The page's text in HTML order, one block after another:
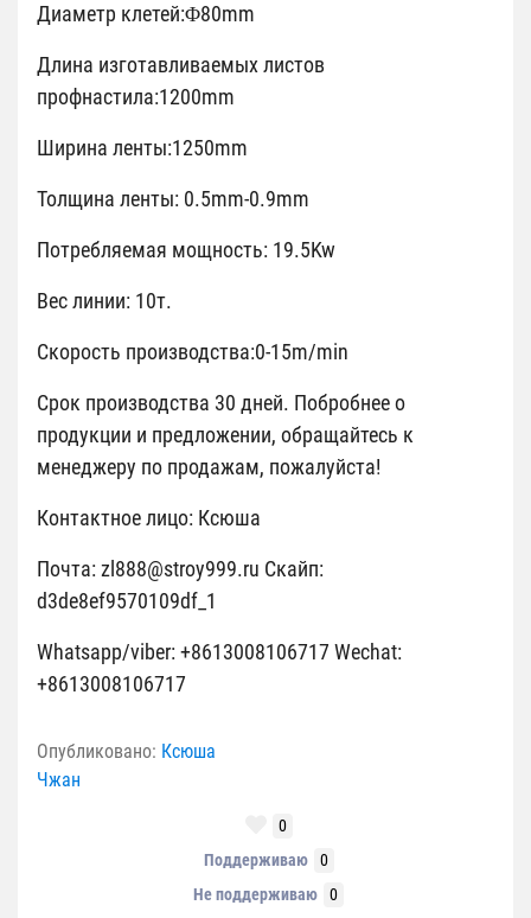
Диаметр клетей:Φ80mm
Длина изготавливаемых листов
профнастила:1200mm
Ширина ленты:1250mm
Толщина ленты: 0.5mm-0.9mm
Потребляемая мощность: 19.5Kw
Вес линии: 10т.
Скорость производства:0-15m/min
Срок производства 30 дней. Побробнее о
продукции и предложении, обращайтесь к
менеджеру по продажам, пожалуйста!
Контактное лицо: Ксюша
Почта: zl888@stroy999.ru Скайп:
d3de8ef9570109df_1
Whatsapp/viber: +8613008106717 Wechat:
+8613008106717
Опубликовано: Ксюша
Чжан
0
Поддерживаю
0
Не поддерживаю
0